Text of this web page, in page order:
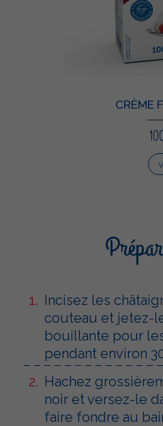
CRÈME
Incisez les
couteau et jetez-
bouillante pour
pendant environ
Hachez
noir et versez-le
faire fondre au